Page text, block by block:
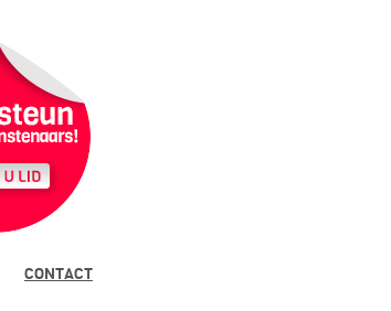
CONTACT